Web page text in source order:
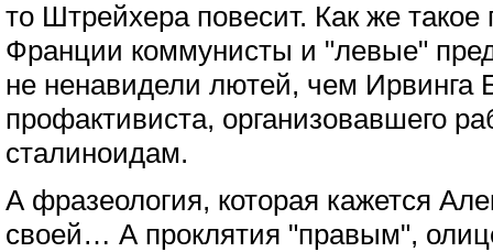
то Штрейхера повесит. Как же
Франции коммунисты и "левые"
не ненавидели лютей, чем Ирвинга
профактивиста, организовавшего
сталиноидам.
А фразеология, которая кажется
своей… А проклятия "правым",